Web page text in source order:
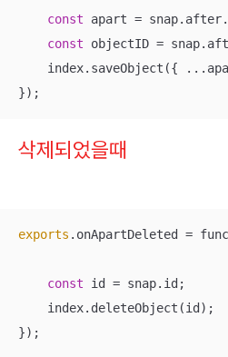
const apart =
const objectID =
index.saveObject({
});
삭제되었을때
exports .onApartDeleted =
const id = snap.id;
    index.deleteObject(id);
});